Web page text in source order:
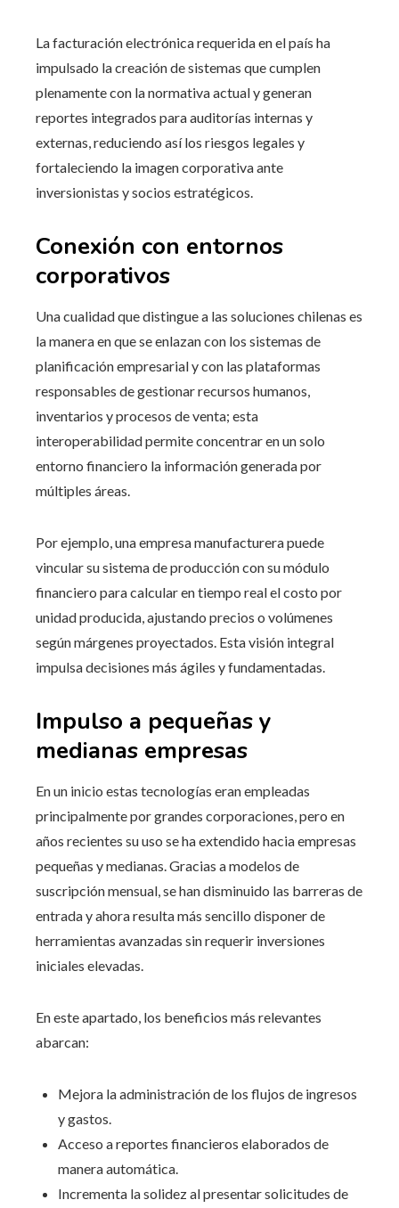
La facturación electrónica requerida en el país ha
impulsado la creación de sistemas que cumplen
plenamente con la normativa actual y generan
reportes integrados para auditorías internas y
externas, reduciendo así los riesgos legales y
fortaleciendo la imagen corporativa ante
inversionistas y socios estratégicos.
Conexión con entornos
corporativos
Una cualidad que distingue a las soluciones chilenas es
la manera en que se enlazan con los sistemas de
planificación empresarial y con las plataformas
responsables de gestionar recursos humanos,
inventarios y procesos de venta; esta
interoperabilidad permite concentrar en un solo
entorno financiero la información generada por
múltiples áreas.
Por ejemplo, una empresa manufacturera puede
vincular su sistema de producción con su módulo
financiero para calcular en tiempo real el costo por
unidad producida, ajustando precios o volúmenes
según márgenes proyectados. Esta visión integral
impulsa decisiones más ágiles y fundamentadas.
Impulso a pequeñas y
medianas empresas
En un inicio estas tecnologías eran empleadas
principalmente por grandes corporaciones, pero en
años recientes su uso se ha extendido hacia empresas
pequeñas y medianas. Gracias a modelos de
suscripción mensual, se han disminuido las barreras de
entrada y ahora resulta más sencillo disponer de
herramientas avanzadas sin requerir inversiones
iniciales elevadas.
En este apartado, los beneficios más relevantes
abarcan:
Mejora la administración de los flujos de ingresos
y gastos.
Acceso a reportes financieros elaborados de
manera automática.
Incrementa la solidez al presentar solicitudes de